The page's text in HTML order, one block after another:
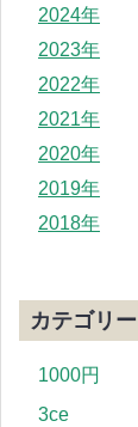
2024年
2023年
2022年
2021年
2020年
2019年
2018年
カテゴリー
1000円
3ce